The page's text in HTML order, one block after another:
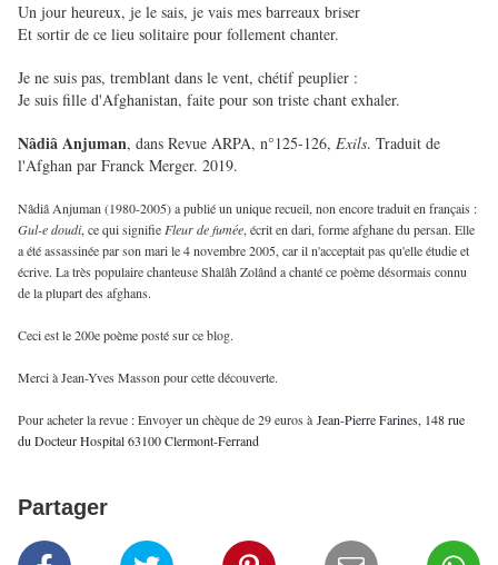
Un jour heureux, je le sais, je vais mes barreaux briser
Et sortir de ce lieu solitaire pour follement chanter.
Je ne suis pas, tremblant dans le vent, chétif peuplier :
Je suis fille d'Afghanistan, faite pour son triste chant exhaler.
Nâdiâ Anjuman, dans Revue ARPA, n°125-126, Exils. Traduit de
l'Afghan par Franck Merger. 2019.
Nâdiâ Anjuman (1980-2005) a publié un unique recueil, non encore traduit en français :
Gul-e doudi, ce qui signifie Fleur de fumée, écrit en dari, forme afghane du persan. Elle
a été assassinée par son mari le 4 novembre 2005, car il n'acceptait pas qu'elle étudie et
écrive. La très populaire chanteuse Shalâh Zolând a chanté ce poème désormais connu
de la plupart des afghans.
Ceci est le 200e poème posté sur ce blog.
Merci à Jean-Yves Masson pour cette découverte.
Pour acheter la revue : Envoyer un chèque de 29 euros à Jean-Pierre Farines, 148 rue
du Docteur Hospital 63100 Clermont-Ferrand
Partager